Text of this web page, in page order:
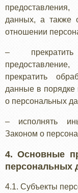
данных, а также
отношении
– прекратить
прекратить
данные в порядке
о персональных
– исполнять
Законом о
4. Основные
персональных
4.1. Субъекты